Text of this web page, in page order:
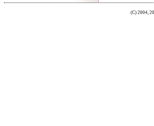
(C) 2004,